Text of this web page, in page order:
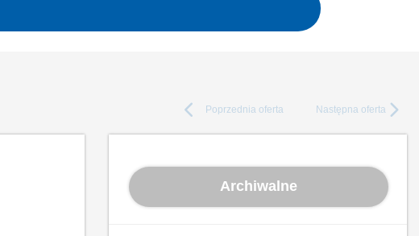
Poprzednia oferta Następna oferta
Archiwalne